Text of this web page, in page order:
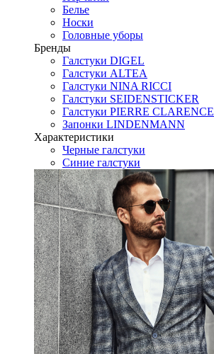
Белье
Носки
Головные уборы
Бренды
Галстуки DIGEL
Галстуки ALTEA
Галстуки NINA RICCI
Галстуки SEIDENSTICKER
Галстуки PIERRE CLARENCE
Запонки LINDENMANN
Характеристики
Черные галстуки
Синие галстуки